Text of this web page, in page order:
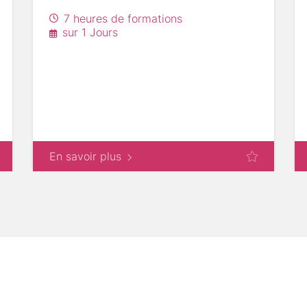
7 heures de formations
sur 1 Jours
En savoir plus